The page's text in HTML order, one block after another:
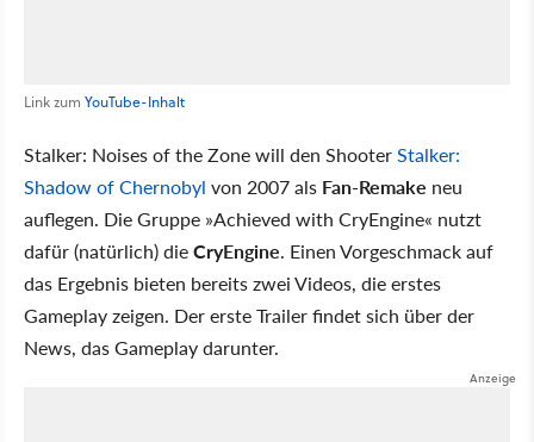
Link zum YouTube-Inhalt
Stalker: Noises of the Zone will den ShooterStalker:
Shadow of Chernobyl von 2007 als Fan-Remake neu
auflegen. Die Gruppe »Achieved with CryEngine« nutzt
dafür (natürlich) dieCryEngine. Einen Vorgeschmack auf
das Ergebnis bieten bereits zwei Videos, die erstes
Gameplay zeigen. Der erste Trailer findet sich über der
News, das Gameplay darunter.